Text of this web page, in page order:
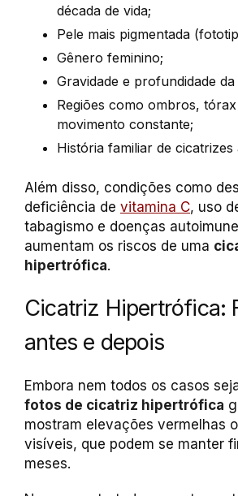
década de vida;
Pele mais pigmentada
Gênero feminino;
Gravidade e profundidade da
Regiões como ombros,
movimento constante;
História familiar de cicatrizes
Além disso, condições como
deficiência de vitamina C, uso
tabagismo e doenças
aumentam os riscos de uma
hipertrófica.
Cicatriz Hipertrófica:
antes e depois
Embora nem todos os casos
fotos de cicatriz hipertrófica
mostram elevações vermelhas
visíveis, que podem se manter
meses.